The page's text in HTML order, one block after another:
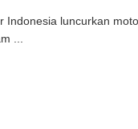
luncurkan
...